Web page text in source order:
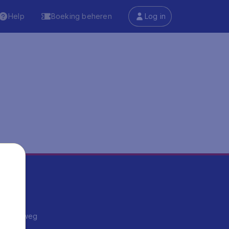
Help Boeking beheren Log in
weg